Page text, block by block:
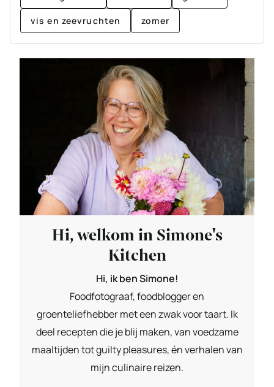
vis en zeevruchten zomer
Hi, welkom in Simone's
Kitchen
Hi, ik ben Simone!
Foodfotograaf, foodblogger en
groenteliefhebber met een zwak voor taart. Ik
deel recepten die je blij maken, van voedzame
maaltijden tot guilty pleasures, én verhalen van
mijn culinaire reizen.